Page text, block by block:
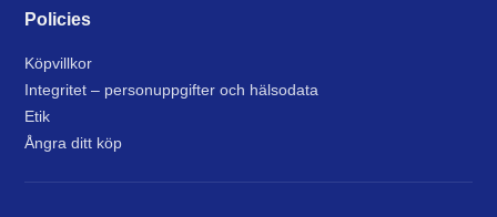
Policies
Köpvillkor
Integritet – personuppgifter och hälsodata
Etik
Ångra ditt köp